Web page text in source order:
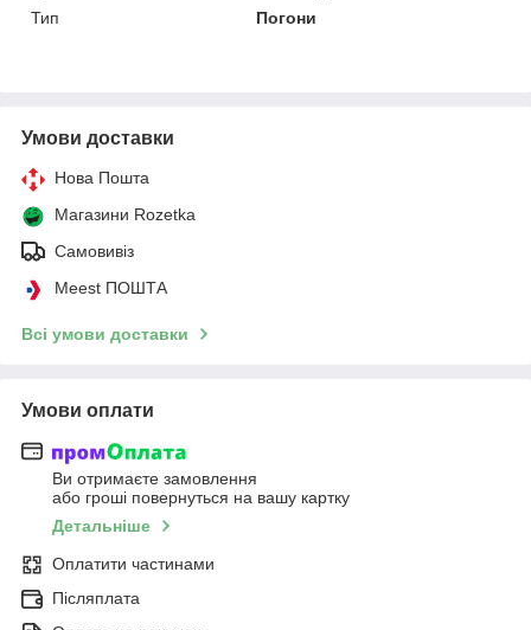
Тип
Погони
Умови доставки
Нова Пошта
Магазини Rozetka
Самовивіз
Meest ПОШТА
Всі умови доставки
Умови оплати
Ви отримаєте замовлення
або гроші повернуться на вашу картку
Детальніше
Оплатити частинами
Післяплата